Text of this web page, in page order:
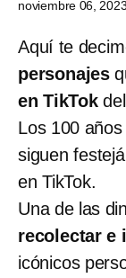
noviembre 06,
Aquí te
personajes
en TikTokdel
Los 100
siguen
en TikTok.
Una de las
recolectar e
icónicos